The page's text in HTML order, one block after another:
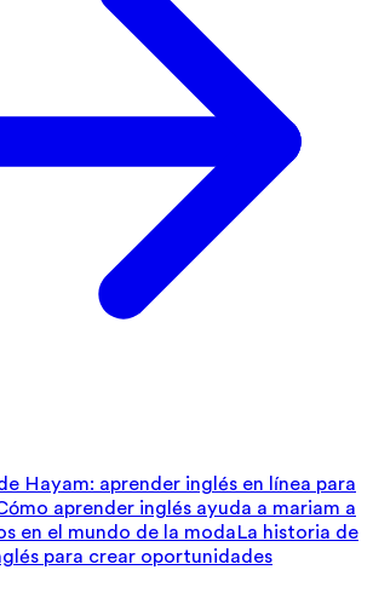
Hayam: aprender inglés en línea para
aprender inglés ayuda a mariam a
en el mundo de la modaLa historia de
para crear oportunidades